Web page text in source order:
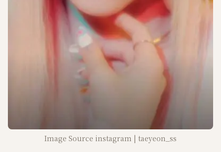
Image Source instagram | taeyeon_ss